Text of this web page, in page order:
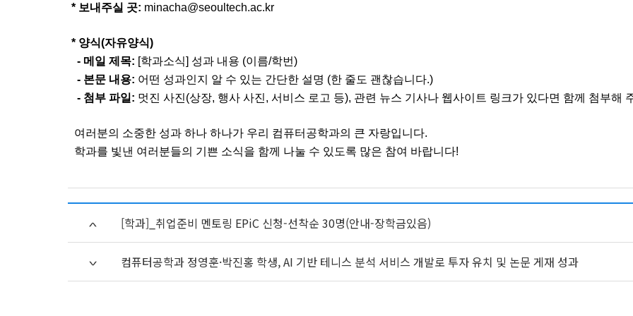
* 보내주실 곳: minacha@seoultech.ac.kr
* 양식(자유양식)
- 메일 제목: [학과소식] 성과 내용 (이름/학번)
- 본문 내용: 어떤 성과인지 알 수 있는 간단한 설명 (한 줄도 괜찮습니다.)
- 첨부 파일: 멋진 사진(상장, 행사 사진, 서비스 로고 등), 관련 뉴스 기사나 웹사이트 링크가 있다면 함께 첨부해
여러분의 소중한 성과 하나 하나가 우리 컴퓨터공학과의 큰 자랑입니다.
학과를 빛낸 여러분들의 기쁜 소식을 함께 나눌 수 있도록 많은 참여 바랍니다!
[학과]_취업준비 멘토링 EPiC 신청-선착순 30명(안내-장학금있음)
컴퓨터공학과 정영훈·박진홍 학생, AI 기반 테니스 분석 서비스 개발로 투자 유치 및 논문 게재 성과